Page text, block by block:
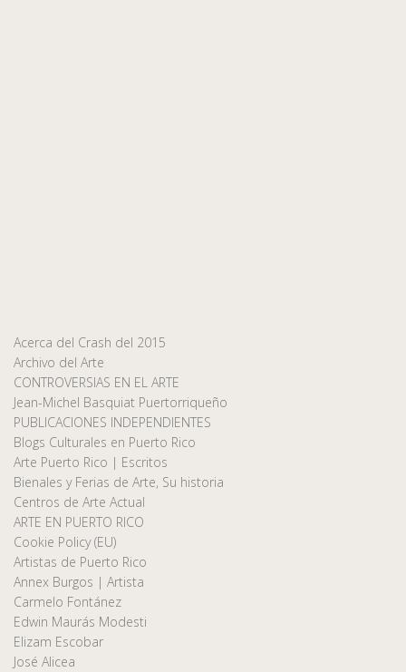
Acerca del Crash del 2015
Archivo del Arte
CONTROVERSIAS EN EL ARTE
Jean-Michel Basquiat Puertorriqueño
PUBLICACIONES INDEPENDIENTES
Blogs Culturales en Puerto Rico
Arte Puerto Rico | Escritos
Bienales y Ferias de Arte, Su historia
Centros de Arte Actual
ARTE EN PUERTO RICO
Cookie Policy (EU)
Artistas de Puerto Rico
Annex Burgos | Artista
Carmelo Fontánez
Edwin Maurás Modesti
Elizam Escobar
José Alicea